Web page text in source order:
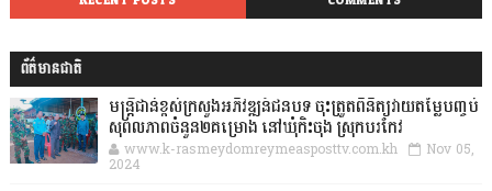
ព័ត៌មានជាតិ
មន្ត្រីជាន់ខ្ពស់ក្រសួងអភិវឌ្ឍន៍ជនបទ ចុះត្រួតពិនិត្យវាយតម្លៃបញ្ចប់
សុពលភាពចំនួន២គម្រោង នៅឃុំកិះចុង ស្រុកបរកែវ
www.k-rasmeydomreymeasposttv.com.kh Nov 05,
2024